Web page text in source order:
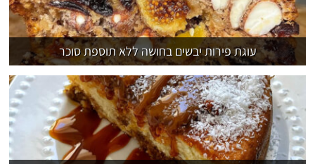
עוגת פירות יבשים בחושה ללא תוספת סוכר